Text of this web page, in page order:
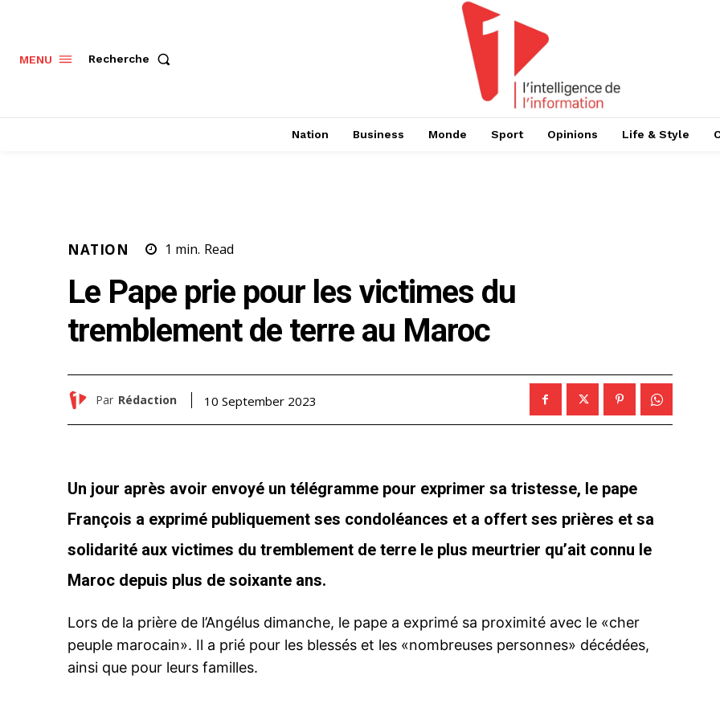
MENU Recherche
Nation Business Monde Sport Opinions Life & Style
NATION 1 min. Read
Le Pape prie pour les victimes du
tremblement de terre au Maroc
Par Rédaction 10 September 2023
Un jour après avoir envoyé un télégramme pour exprimer sa tristesse, le pape
François a exprimé publiquement ses condoléances et a offert ses prières et sa
solidarité aux victimes du tremblement de terre le plus meurtrier qu’ait connu le
Maroc depuis plus de soixante ans.
Lors de la prière de l’Angélus dimanche, le pape a exprimé sa proximité avec le «cher
peuple marocain». Il a prié pour les blessés et les «nombreuses personnes» décédées,
ainsi que pour leurs familles.